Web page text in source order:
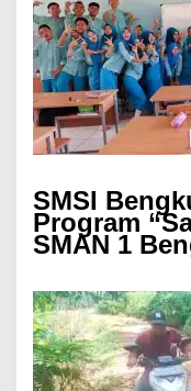
SMSI
Program
SMAN 1